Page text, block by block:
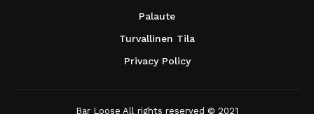
Palaute
Turvallinen Tila
Privacy Policy
Bar Loose All rights reserved © 2021